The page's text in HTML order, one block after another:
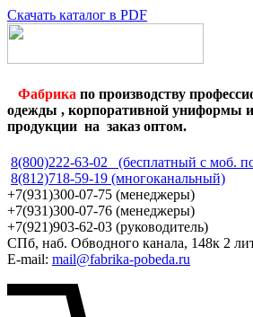
Скачать каталог в PDF
Фабрика по производству
одежды , корпоративной униформы
продукции на заказ оптом.
8(800)222-63-02 (бесплатный с моб.
8(812)718-59-19 (многоканальный)
+7(931)300-07-75 (менеджеры)
+7(931)300-07-76 (менеджеры)
+7(921)903-62-03 (руководитель)
СПб, наб. Обводного канала, 148к 2
E-mail: mail@fabrika-pobeda.ru